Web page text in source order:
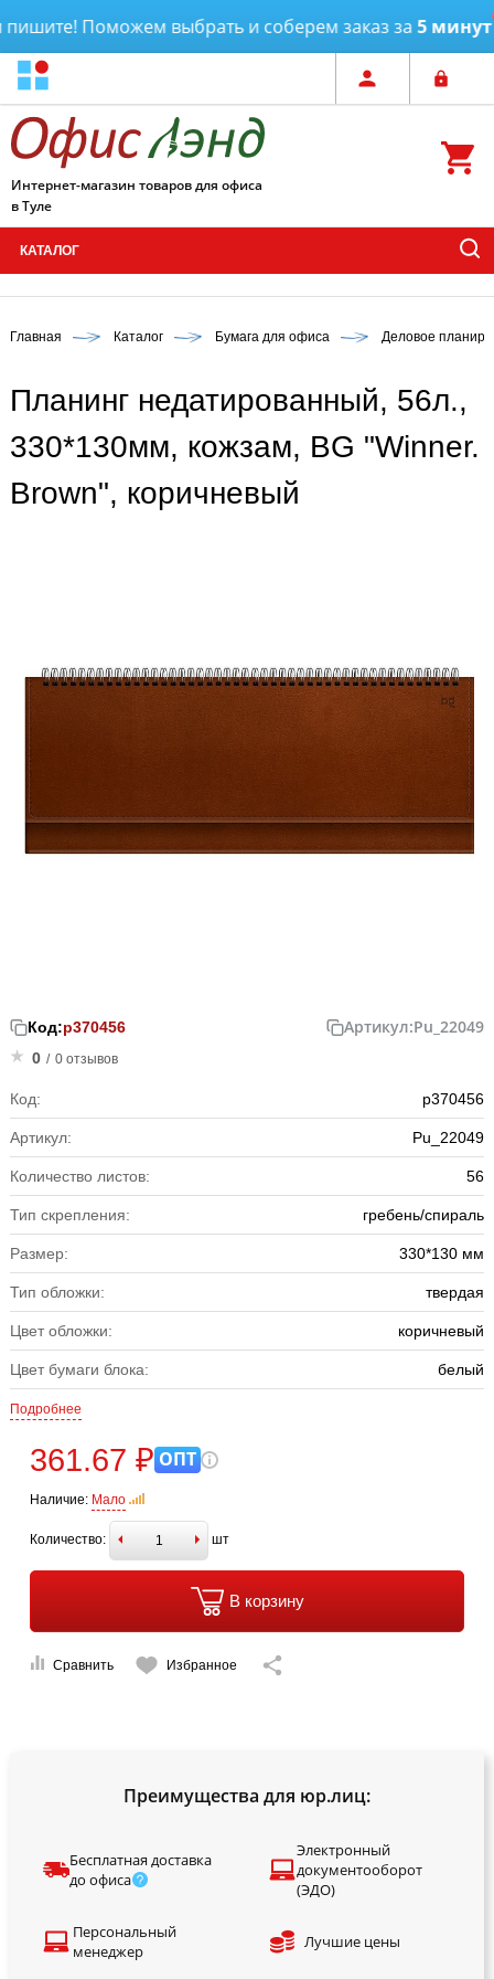
Поможем выбрать и соберем заказ за5 минут
Интернет-магазин товаров для офиса
в Туле
КАТАЛОГ
Главная Каталог Бумага для офиса Деловое
Планинг недатированный, 56л.,
330*130мм, кожзам, BG "Winner.
Brown", коричневый
Код:р370456 Артикул:Pu_22049
0 / 0 отзывов
Код: р370456
Артикул: Pu_22049
Количество листов: 56
Тип скрепления: гребень/спираль
Размер: 330*130 мм
Тип обложки: твердая
Цвет обложки: коричневый
Цвет бумаги блока: белый
Подробнее
361.67 ₽ ОПТ
Наличие: Мало
Количество: шт
В корзину
Сравнить Избранное
Преимущества для юр.лиц:
Бесплатная доставка
до офиса
Электронный
документооборот
(ЭДО)
Персональный
менеджер
Лучшие цены